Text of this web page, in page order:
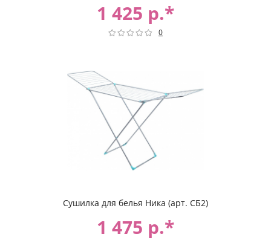
1 425 р.*
0
Сушилка для белья Ника (арт. СБ2)
1 475 р.*